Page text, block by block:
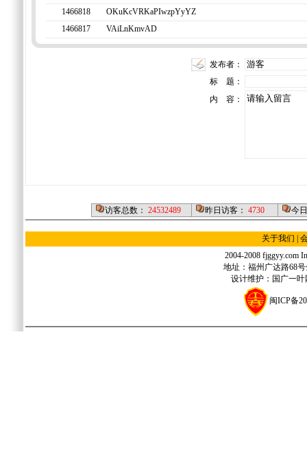
1466818
OKuKcVRKaPIwzpYyYZ
1466817
VAiLnKmvAD
发布者：
标 题：
内 容：
访客总数： 24532489 昨日访客： 4730 今
关于我们
2004-2008 fjggyy.com
地址：福州广达路68
设计维护：国广一叶
闽ICP备